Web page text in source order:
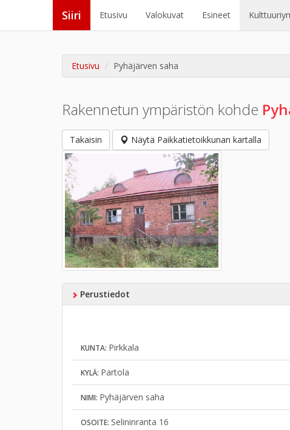
Siiri Etusivu Valokuvat Esineet
Etusivu Pyhäjärven saha
Rakennetun ympäristön kohde
Takaisin Näytä Paikkatietoikkunan kartalla
Perustiedot
KUNTA: Pirkkala
KYLÄ: Partola
NIMI: Pyhäjärven saha
OSOITE: Selininranta 16